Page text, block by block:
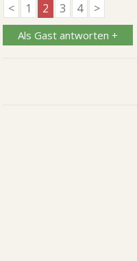
< 1 2 3 4 >
Als Gast antworten +